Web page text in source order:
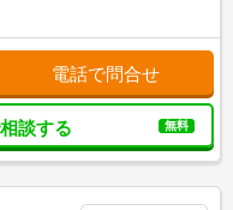
電話で問合せ
談する 無料